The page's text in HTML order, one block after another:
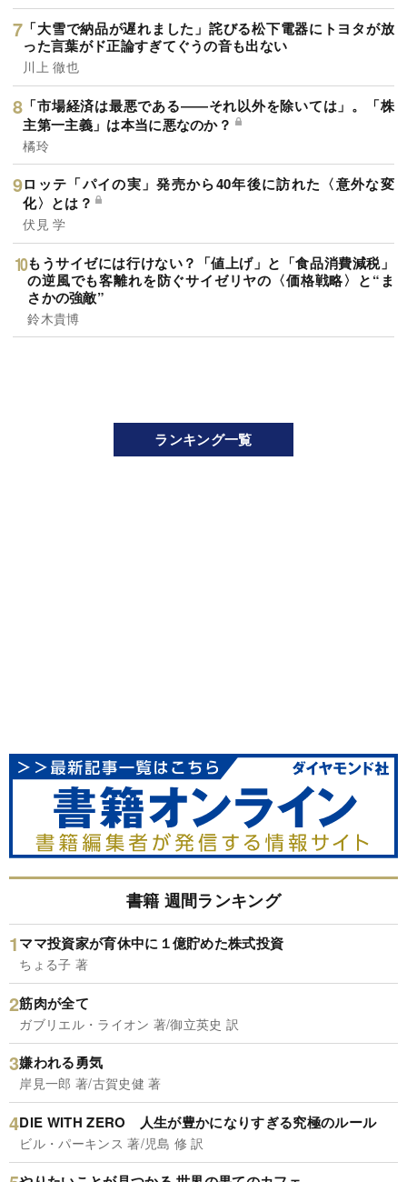
「大雪で納品が遅れました」詫びる松下電器にトヨタが放
った言葉がド正論すぎてぐうの音も出ない
川上 徹也
「市場経済は最悪である――それ以外を除いては」。「株
主第一主義」は本当に悪なのか？
橘玲
ロッテ「パイの実」発売から40年後に訪れた〈意外な変
化〉とは？
伏見 学
もうサイゼには行けない？「値上げ」と「食品消費減税」
の逆風でも客離れを防ぐサイゼリヤの〈価格戦略〉と“ま
さかの強敵”
鈴木貴博
ランキング一覧
書籍 週間ランキング
ママ投資家が育休中に１億貯めた株式投資
ちょる子 著
筋肉が全て
ガブリエル・ライオン 著/御立英史 訳
嫌われる勇気
岸見一郎 著/古賀史健 著
DIE WITH ZERO 人生が豊かになりすぎる究極のルール
ビル・パーキンス 著/児島 修 訳